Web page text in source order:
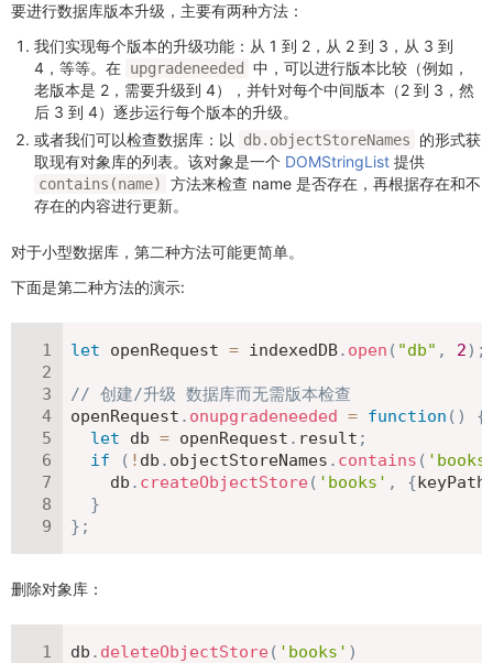
要进行数据库版本升级，主要有两种方法：
我们实现每个版本的升级功能：从 1 到 2，从 2 到 3，从 3 到
4，等等。在 upgradeneeded
中，可以进行版本比较（例如，
老版本是 2，需要升级到 4），并针对每个中间版本（2 到 3，然
后 3 到 4）逐步运行每个版本的升级。
或者我们可以检查数据库：以
db.objectStoreNames
的形式获
取现有对象库的列表。该对象是一个 DOMStringList 提供
contains(name)
方法来检查 name 是否存在，再根据存在和不
存在的内容进行更新。
对于小型数据库，第二种方法可能更简单。
下面是第二种方法的演示:
let openRequest = indexedDB. open ( "db" , 2) ;
// 创建/升级 数据库而无需版本检查
openRequest . onupgradeneeded = function ( )
{
let db = openRequest . result ;
if
( ! db . objectStoreNames . contains (
    db
. createObjectStore ( 'books' , {keyPath
}
} ;
删除对象库：
db . deleteObjectStore ( 'books' )